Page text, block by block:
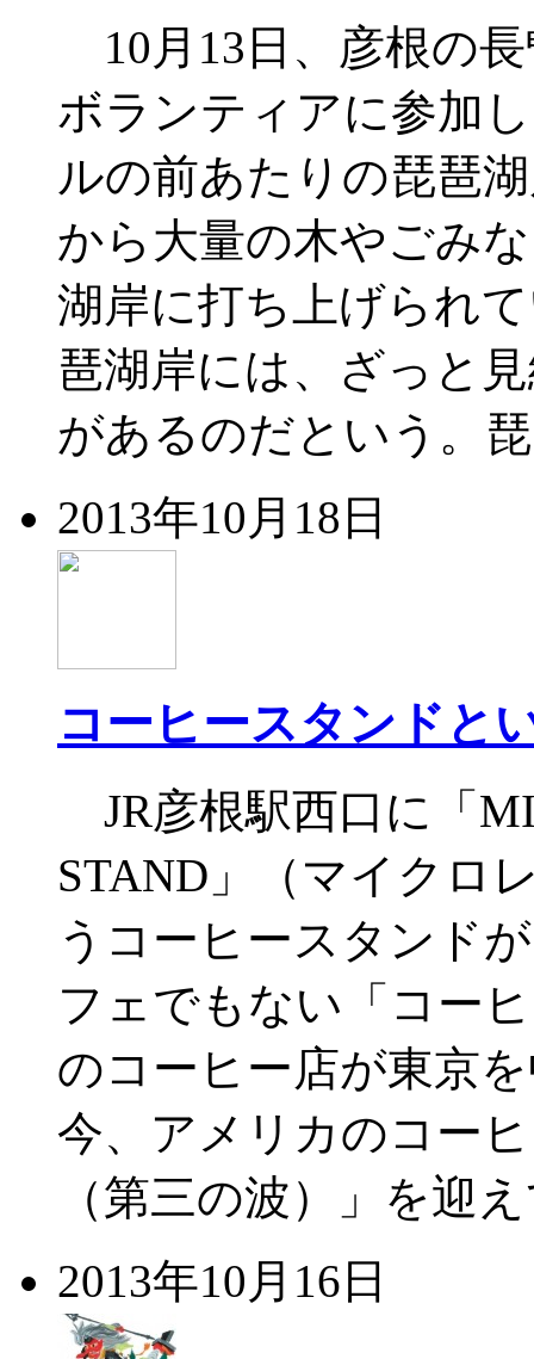
10月13日、彦根の
ボランティアに参加
ルの前あたりの琵琶
から大量の木やごみ
湖岸に打ち上げられ
琶湖岸には、ざっと
があるのだという。
2013年10月18日
コーヒースタンドと
JR彦根駅西口に「
STAND」（マイクロ
うコーヒースタンド
フェでもない「コー
のコーヒー店が東京
今、アメリカのコー
（第三の波）」を迎
2013年10月16日